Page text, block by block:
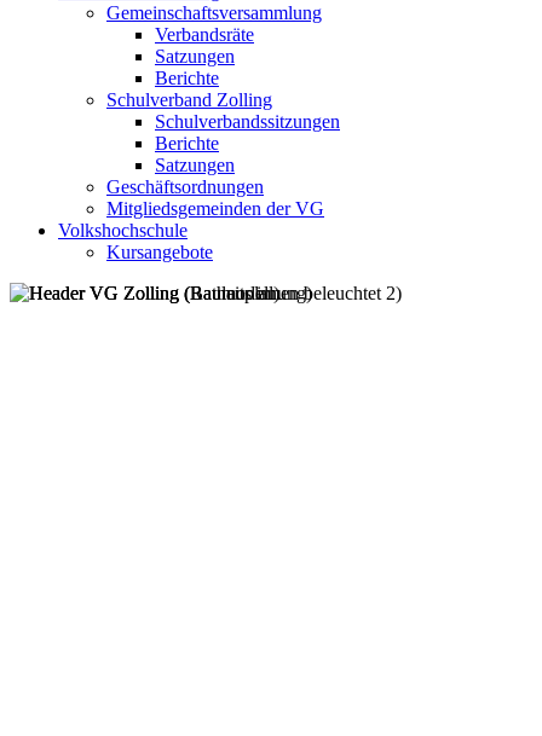
Gemeinschaftsversammlung
Verbandsräte
Satzungen
Berichte
Schulverband Zolling
Schulverbandssitzungen
Berichte
Satzungen
Geschäftsordnungen
Mitgliedsgemeinden der VG
Volkshochschule
Kursangebote